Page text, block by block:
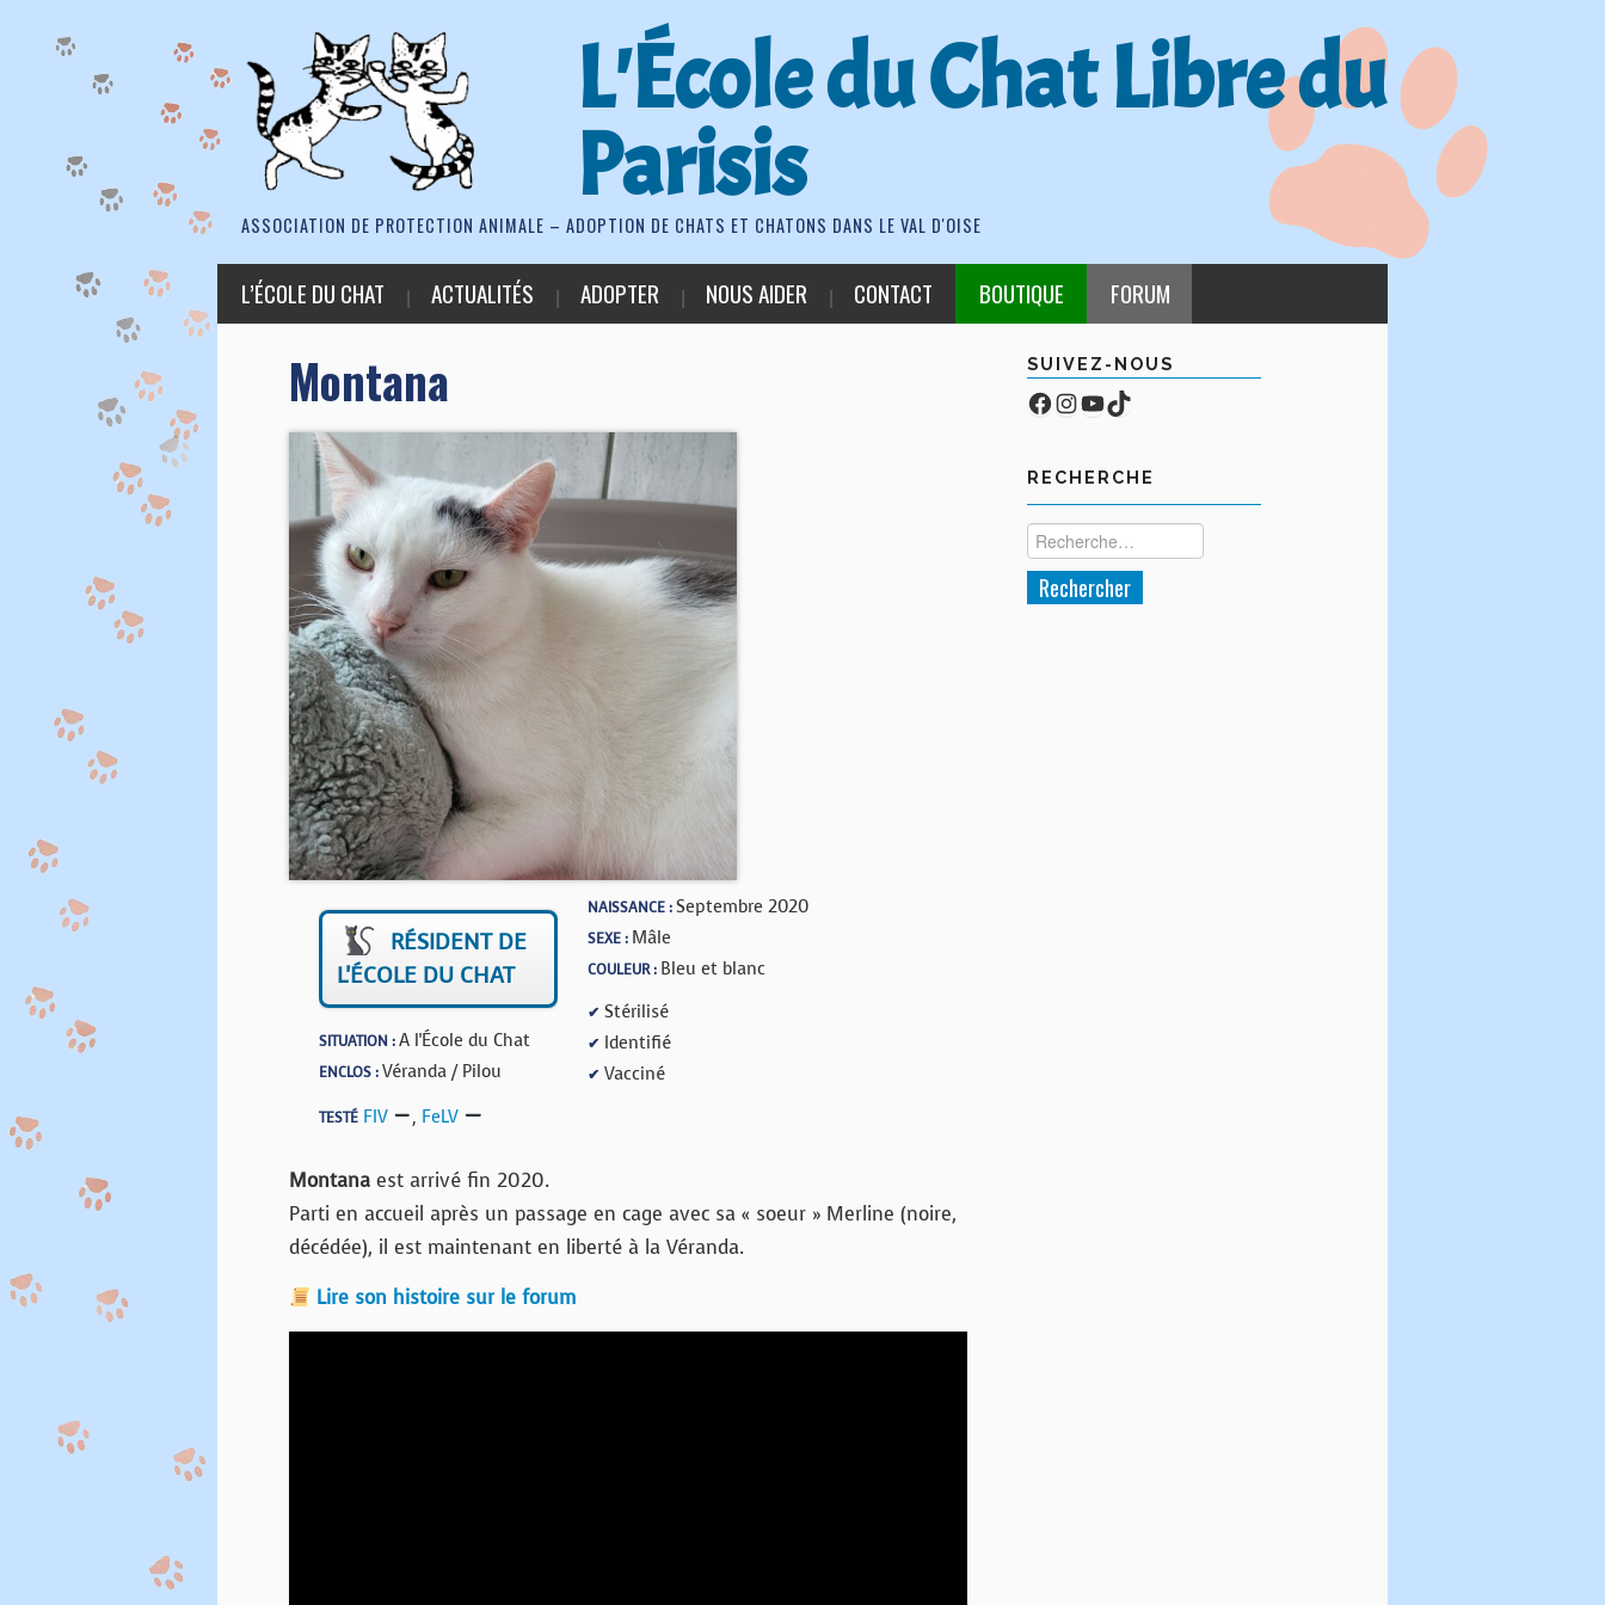
L'École du Chat Libre du
Parisis
ASSOCIATION DE PROTECTION ANIMALE – ADOPTION DE CHATS ET CHATONS DANS LE VAL D'OISE
L’ÉCOLE DU CHAT ACTUALITÉS ADOPTER NOUS AIDER CONTACT BOUTIQUE FORUM
Montana
RÉSIDENT DE
L'ÉCOLE DU CHAT
SITUATION :A l'École du Chat
ENCLOS :Véranda / Pilou
NAISSANCE :Septembre 2020
SEXE : Mâle
COULEUR : Bleu et blanc
✔ Stérilisé
✔ Identifié
✔ Vacciné
TESTÉ FIV , FeLV
Montana est arrivé fin 2020.
Parti en accueil après un passage en cage avec sa « soeur » Merline (noire,
décédée), il est maintenant en liberté à la Véranda.
Lire son histoire sur le forum
SUIVEZ-NOUS
Facebook
Compte Instagram
YouTube
TikTok
RECHERCHE